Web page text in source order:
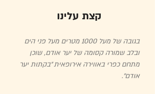
קצת עלינו
בגובה של מעל 1000 מטרים מעל פני הים
ובלב שמורה קסומה של יער אודם, שוכן
מתחם כפרי באווירה אירופאית "בקתות יער
אודם".